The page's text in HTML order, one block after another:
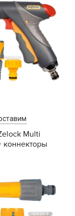
LISTOK
Green
TORNADICA
BIO
Uniel
Multi
коннекторы